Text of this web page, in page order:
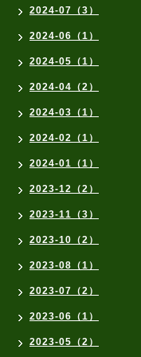
2024-07（3）
2024-06（1）
2024-05（1）
2024-04（2）
2024-03（1）
2024-02（1）
2024-01（1）
2023-12（2）
2023-11（3）
2023-10（2）
2023-08（1）
2023-07（2）
2023-06（1）
2023-05（2）